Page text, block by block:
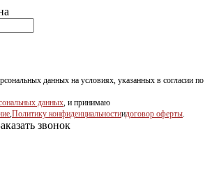
данных на условиях, указанных в согласии по
данных , и принимаю
Политику конфиденциальностиидоговор оферты
звонок